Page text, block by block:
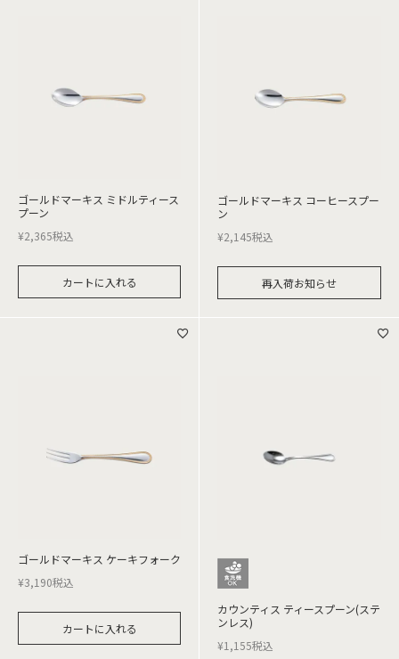
ゴールドマーキス ミドルティース
プーン
¥2,365税込
カートに入れる
ゴールドマーキス コーヒースプー
ン
¥2,145税込
再入荷お知らせ
ゴールドマーキス ケーキフォーク
¥3,190税込
カートに入れる
カウンティス ティースプーン(ステ
ンレス)
¥1,155税込